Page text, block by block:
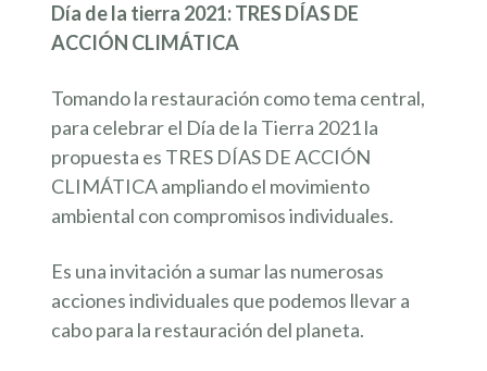
Día de la tierra 2021: TRES DÍAS DE
ACCIÓN CLIMÁTICA
Tomando la restauración como tema central,
para celebrar el Día de la Tierra 2021 la
propuesta es TRES DÍAS DE ACCIÓN
CLIMÁTICA ampliando el movimiento
ambiental con compromisos individuales.
Es una invitación a sumar las numerosas
acciones individuales que podemos llevar a
cabo para la restauración del planeta.